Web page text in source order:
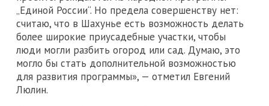
„Единой России“. Но предела совершенству нет:
считаю, что в Шахунье есть возможность делать
более широкие приусадебные участки, чтобы
люди могли разбить огород или сад. Думаю, это
могло бы стать дополнительной возможностью
для развития программы», — отметил Евгений
Люлин.